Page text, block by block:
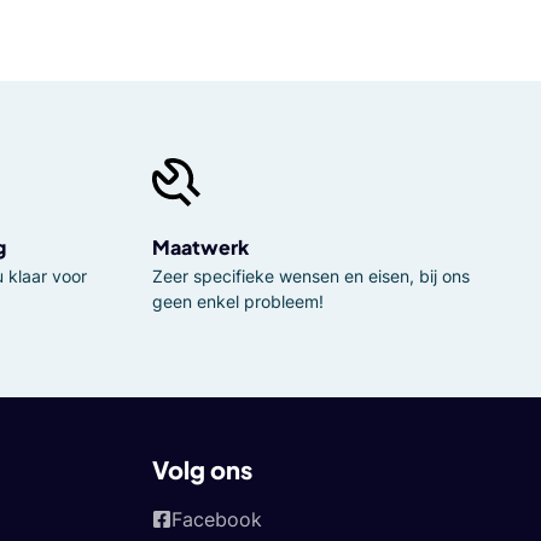
klaar voor
Maatwerk
Zeer specifieke wensen en eisen, bij ons
geen enkel probleem!
Volg ons
Facebook